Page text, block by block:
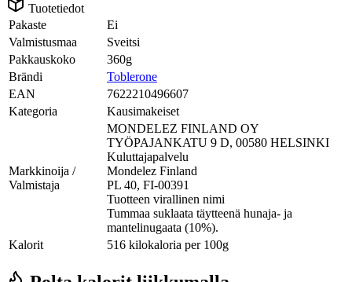
Tuotetiedot
Pakaste
Ei
Valmistusmaa
Sveitsi
Pakkauskoko
360g
Brändi
Toblerone
EAN
7622210496607
Kategoria
Kausimakeiset
Markkinoija /
Valmistaja
MONDELEZ FINLAND OY
TYÖPAJANKATU 9 D, 00580 HELSINKI
Kuluttajapalvelu
Mondelez Finland
PL 40, FI-00391
Tuotteen virallinen nimi
Tummaa suklaata täytteenä hunaja- ja
mantelinugaata (10%).
Kalorit
516 kilokaloria per 100g